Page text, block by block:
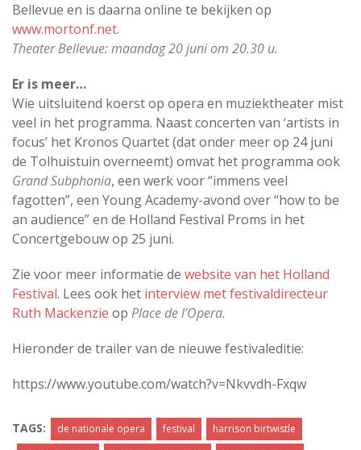
Bellevue en is daarna online te bekijken op
www.mortonf.net.
Theater Bellevue: maandag 20 juni om 20.30 u.
Er is meer…
Wie uitsluitend koerst op opera en muziektheater mist
veel in het programma. Naast concerten van ‘artists in
focus’ het Kronos Quartet (dat onder meer op 24 juni
de Tolhuistuin overneemt) omvat het programma ook
Grand Subphonia, een werk voor “immens veel
fagotten”, een Young Academy-avond over “how to be
an audience” en de Holland Festival Proms in het
Concertgebouw op 25 juni.
Zie voor meer informatie de website van het Holland
Festival. Lees ook het interview met festivaldirecteur
Ruth Mackenzie op Place de l’Opera.
Hieronder de trailer van de nieuwe festivaleditie:
https://www.youtube.com/watch?v=Nkvvdh-Fxqw
TAGS: de nationale opera festival
harrison birtwistle